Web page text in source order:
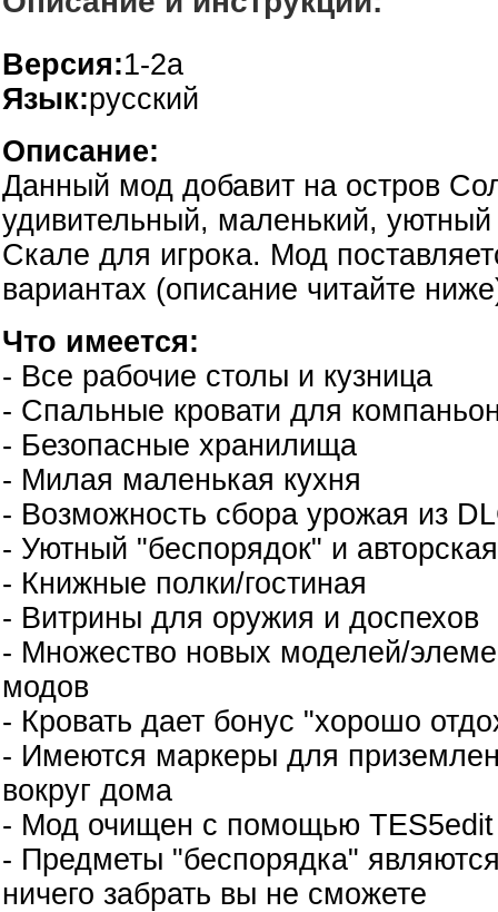
Версия:1-2а
Язык:русский
Описание:
Данный мод добавит на остров
удивительный, маленький,
Скале для игрока. Мод
вариантах (описание читайте
Что имеется:
- Все рабочие столы и кузница
- Спальные кровати для
- Безопасные хранилища
- Милая маленькая кухня
- Возможность сбора урожая из
- Уютный "беспорядок" и
- Книжные полки/гостиная
- Витрины для оружия и доспехов
- Множество новых моделей/
модов
- Кровать дает бонус "хорошо
- Имеются маркеры для
вокруг дома
- Мод очищен с помощью TES5edit
- Предметы "беспорядка"
ничего забрать вы не сможете